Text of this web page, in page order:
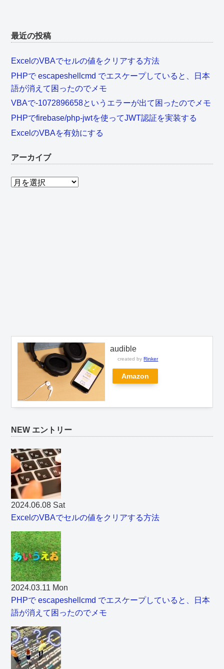
最近の投稿
ExcelのVBAでセルの値をクリアする方法
PHPで escapeshellcmd でエスケープしていると、日本
語が消えて困ったのでメモ
VBAで-1072896658というエラーが出て困ったのでメモ
PHPでfirebase/php-jwtを使ってJWT認証を実装する
ExcelのVBAを有効にする
アーカイブ
ア
audible
created byRinker
Amazon
NEW エントリー
2024.06.08 Sat
ExcelのVBAでセルの値をクリアする方法
2024.03.11 Mon
PHPで escapeshellcmd でエスケープしていると、日本
語が消えて困ったのでメモ